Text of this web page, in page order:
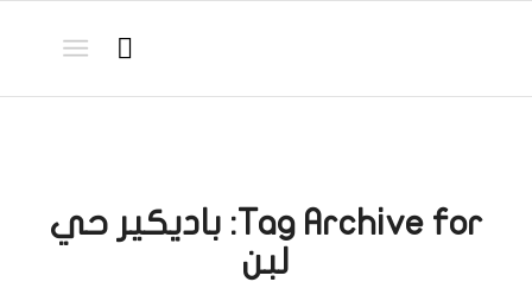
Tag Archive for: باديكير حي
لبن